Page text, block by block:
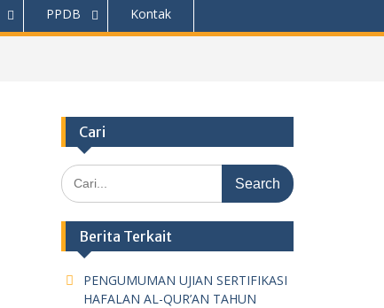
PPDB Kontak
Cari
Search
for:
Berita Terkait
PENGUMUMAN UJIAN SERTIFIKASI
HAFALAN AL-QUR’AN TAHUN